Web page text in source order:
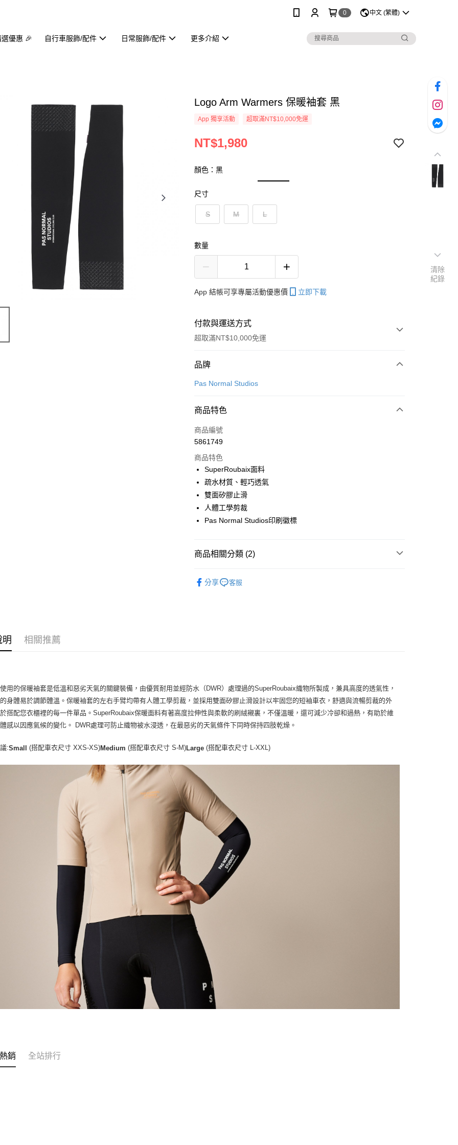
0 中文 (繁體)
優惠 🎉 自行車服飾/配件 日常服飾/配件 更多介紹
Logo Arm Warmers 保暖袖套 黑
App 獨享活動 超取滿NT$10,000免運
NT$1,980
顏色：黑
尺寸
S M L
數量
App 結帳可享專屬活動優惠價 立即下載
付款與運送方式
超取滿NT$10,000免運
付款方式
信用卡一次付款
Apple Pay
Google Pay
運送方式
全家店到店
每筆NT$80，滿NT$10,000(含以上)免運費
每筆NT$80，滿NT$10,000(含以上)免運費
品牌
Pas Normal Studios
商品特色
商品編號
5861749
商品特色
SuperRoubaix面料
疏水材質、輕巧透氣
雙面矽膠止滑
人體工學剪裁
Pas Normal Studios印刷徽標
商品相關分類 (2)
分享 客服
明 相關推薦
用的保暖袖套是低溫和惡劣天氣的關鍵裝備，由優質耐用並經防水（DWR）處理過的SuperRoubaix織物所製成，兼具高度的透氣性，
身體易於調節體溫。保暖袖套的左右手臂均帶有人體工學剪裁，並採用雙面矽膠止滑設計以牢固您的短袖車衣，舒適與流暢剪裁的外
搭配您衣櫃裡的每一件單品。SuperRoubaix保暖面料有著高度拉伸性與柔軟的刷絨襯裏，不僅溫暖，還可減少冷卻和過熱，有助於維
感以因應氣候的變化。 DWR處理可防止織​​物被水浸透，在最惡劣的天氣條件下同時保持四肢乾燥。
:Small (搭配車衣尺寸 XXS-XS)Medium (搭配車衣尺寸 S-M)Large (搭配車衣尺寸 L-XXL)
銷 全站排行
清除
紀錄